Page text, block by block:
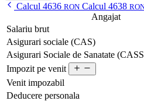
Calcul 4636 RON Calcul 4638
Angajat
Salariu brut
Asigurari sociale (CAS)
Asigurari Sociale de Sanatate
Impozit pe venit
Venit impozabil
Deducere personala